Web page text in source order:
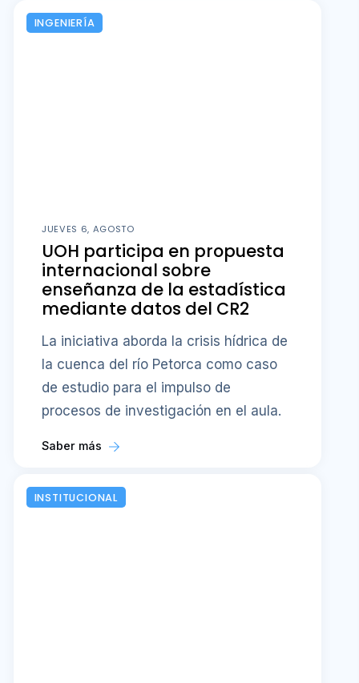
INGENIERÍA
JUEVES 6, AGOSTO
UOH participa en propuesta
internacional sobre
enseñanza de la estadística
mediante datos del CR2
La iniciativa aborda la crisis hídrica de
la cuenca del río Petorca como caso
de estudio para el impulso de
procesos de investigación en el aula.
Saber más
INSTITUCIONAL